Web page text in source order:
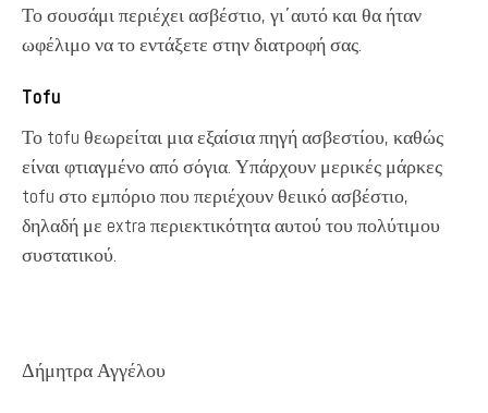
Το σουσάμι περιέχει ασβέστιο, γι΄αυτό και θα ήταν
ωφέλιμο να το εντάξετε στην διατροφή σας.
Tofu
Το tofu θεωρείται μια εξαίσια πηγή ασβεστίου, καθώς
είναι φτιαγμένο από σόγια. Υπάρχουν μερικές μάρκες
tofu στο εμπόριο που περιέχουν θειικό ασβέστιο,
δηλαδή με extra περιεκτικότητα αυτού του πολύτιμου
συστατικού.
Δήμητρα Αγγέλου